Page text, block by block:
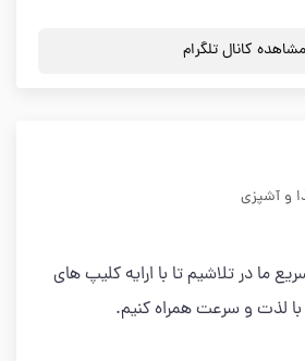
مشاهده کانال تلگرام
و آشپزی
ما در تلاشیم تا با ارایه کلیپ های
لذت و سرعت همراه کنیم.